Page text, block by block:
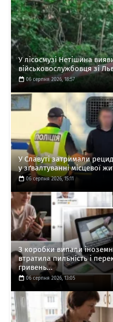
У лісосмузі Нетішина
військовослужбовця зі
06 серпня 2026, 18:57
У Славуті затримали
у зґвалтуванні місцевої
06 серпня 2026, 15:11
З коробки випали
втратила пильність і
гривень...
06 серпня 2026, 13:05